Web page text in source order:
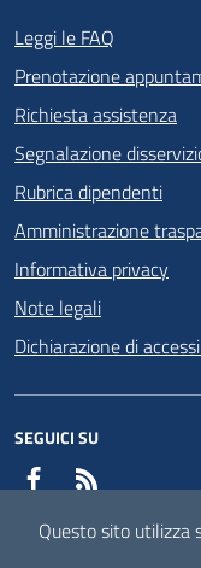
Leggi le FAQ
Prenotazione
Richiesta assistenza
Segnalazione
Rubrica dipendenti
Amministrazione
Informativa privacy
Note legali
Dichiarazione di
SEGUICI SU
Facebook
Questo sito utilizza